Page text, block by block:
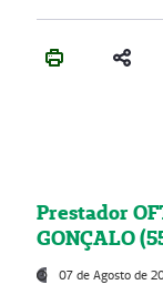
Prestador
GONÇALO
07 de Agosto de